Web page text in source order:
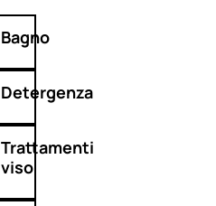
Bagno
Detergenza
Trattamenti
viso